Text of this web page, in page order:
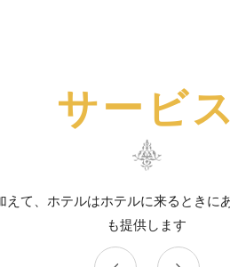
サービス
て、ホテルはホテルに来るときに
も提供します